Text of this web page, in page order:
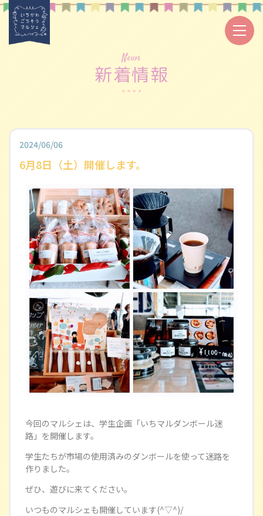
News
新着情報
2024/06/06
6月8日（土）開催します。
今回のマルシェは、学生企画「いちマルダンボール迷
路」を開催します。
学生たちが市場の使用済みのダンボールを使って迷路を
作りました。
ぜひ、遊びに来てください。
いつものマルシェも開催しています(^▽^)/